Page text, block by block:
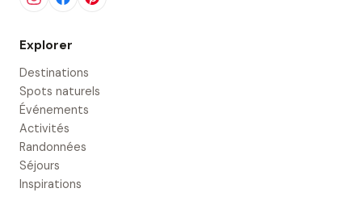
Explorer
Destinations
Spots naturels
Événements
Activités
Randonnées
Séjours
Inspirations